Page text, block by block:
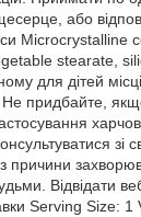
або
Microcrystalline
stearate,
для дітей
Не придбайте,
зі
з причини
Відвідати
Serving Size: 1